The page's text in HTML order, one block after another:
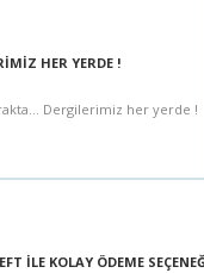
HER YERDE !
Dergilerimiz her yerde !
İLE KOLAY ÖDEME